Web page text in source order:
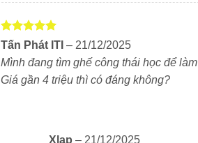
Được xếp
sao
Tấn Phát ITI – 21/12/2025
Mình đang tìm ghế công thái học để
Giá gần 4 triệu thì có đáng không?
Xlap – 21/12/2025